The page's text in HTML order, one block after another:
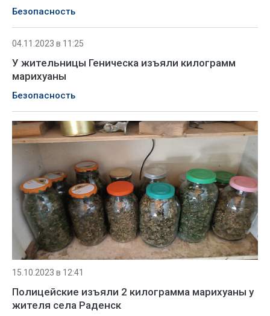
Безопасность
04.11.2023 в 11:25
У жительницы Геническа изъяли килограмм
марихуаны
Безопасность
15.10.2023 в 12:41
Полицейские изъяли 2 килограмма марихуаны у
жителя села Раденск